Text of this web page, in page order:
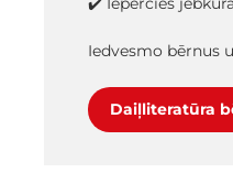
Iedvesmo bērnus
Daiļliteratūra